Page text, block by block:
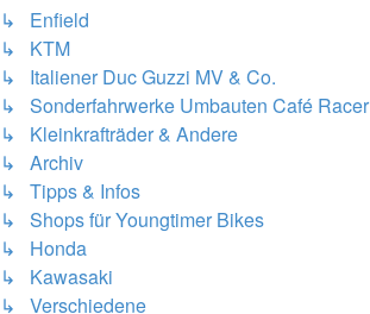
↳ Enfield
↳ KTM
↳ Italiener Duc Guzzi MV & Co.
↳ Sonderfahrwerke Umbauten Café Racer
↳ Kleinkrafträder & Andere
↳ Archiv
↳ Tipps & Infos
↳ Shops für Youngtimer Bikes
↳ Honda
↳ Kawasaki
↳ Verschiedene